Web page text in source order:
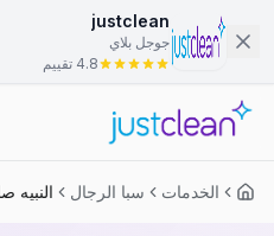
justclean
جوجل بلاي
4.8 تقييم
الخدمات سبا الرجال النبيه